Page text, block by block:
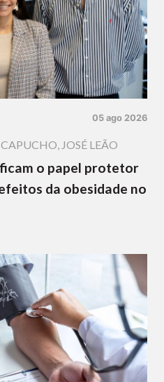
05 ago 2026
, JOSÉ LEÃO
o papel protetor
da obesidade no